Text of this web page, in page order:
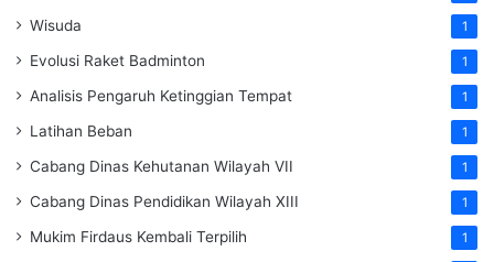
Wisuda 1
Evolusi Raket Badminton 1
Analisis Pengaruh Ketinggian Tempat 1
Latihan Beban 1
Cabang Dinas Kehutanan Wilayah VII 1
Cabang Dinas Pendidikan Wilayah XIII 1
Mukim Firdaus Kembali Terpilih 1